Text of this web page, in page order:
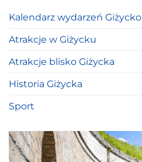
Kalendarz wydarzeń Giżycko
Atrakcje w Giżycku
Atrakcje blisko Giżycka
Historia Giżycka
Sport